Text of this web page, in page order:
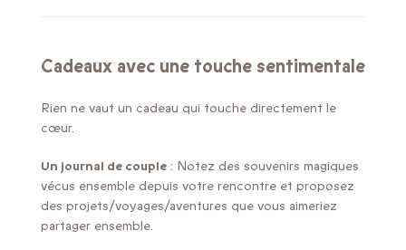
Cadeaux avec une touche sentimentale
Rien ne vaut un cadeau qui touche directement le
cœur.
Un journal de couple : Notez des souvenirs magiques
vécus ensemble depuis votre rencontre et proposez
des projets/voyages/aventures que vous aimeriez
partager ensemble.